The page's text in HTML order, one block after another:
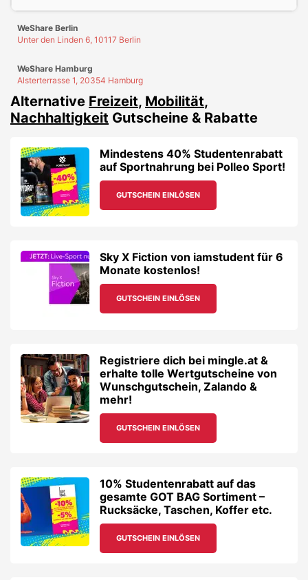
WeShare Berlin
Unter den Linden 6, 10117 Berlin
WeShare Hamburg
Alsterterrasse 1, 20354 Hamburg
Alternative Freizeit, Mobilität,
Nachhaltigkeit Gutscheine & Rabatte
Mindestens 40% Studentenrabatt
auf Sportnahrung bei Polleo Sport!
GUTSCHEIN EINLÖSEN
Sky X Fiction von iamstudent für 6
Monate kostenlos!
GUTSCHEIN EINLÖSEN
Registriere dich bei mingle.at &
erhalte tolle Wertgutscheine von
Wunschgutschein, Zalando &
mehr!
GUTSCHEIN EINLÖSEN
10% Studentenrabatt auf das
gesamte GOT BAG Sortiment –
Rucksäcke, Taschen, Koffer etc.
GUTSCHEIN EINLÖSEN